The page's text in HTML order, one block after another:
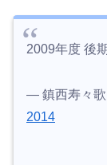
2009年度 後
— 鎮西寿々
2014